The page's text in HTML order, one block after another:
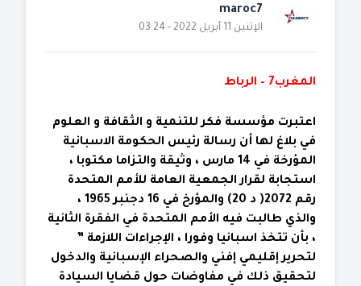
maroc7
الإثنين 11 أبريل 2022 - 03:24
المغرب7 – الرباط
اعتبرت مؤسسة فكر للتنمية و الثقافة و العلوم
في بلاغ لها أن رسالة رئيس الحكومة الاسبانية
المؤرخة في 14 مارس ، وثيقة والتزاما مكتوبا ،
استجابة لقرار الجمعية العامة للأمم المتحدة
رقم 2072( د 20) والمؤرخ في 16 دجنبر 1965 ،
والذي طالبت فيه الأمم المتحدة في الفقرة الثانية
، بأن تتخذ اسبانيا وفورا ، الإجراءات اللازمة ”
لتحرير إقليمي إفني والصحراء الإسبانية والدخول
لتحقيق ذلك في مفاوضات حول قضايا السيادة